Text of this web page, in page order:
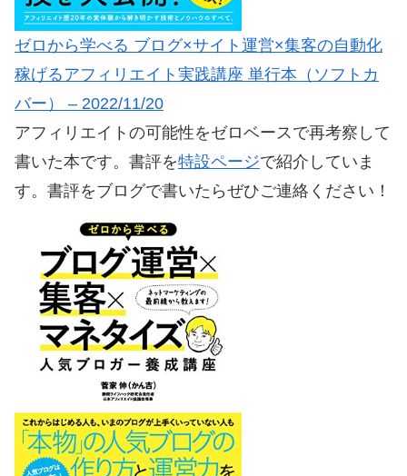
ゼロから学べる ブログ×サイト運営×集客の自動化
稼げるアフィリエイト実践講座 単行本（ソフトカ
バー） – 2022/11/20
アフィリエイトの可能性をゼロベースで再考察して
書いた本です。書評を特設ページで紹介していま
す。書評をブログで書いたらぜひご連絡ください！